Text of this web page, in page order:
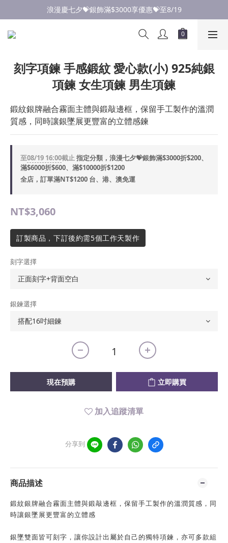
點此加入LINE✅好友領取首購優惠券
浪漫慶七夕💝銀飾滿$3000享優惠💝至8/19
點此加入LINE✅好友領取首購優惠券
刻字項鍊 手感鍛紋 愛心款(小) 925純銀
項鍊 女生項鍊 男生項鍊
鍛紋銀牌融合霧面主體與鍛敲邊框，保留手工製作的溫潤
質感，同時讓銀墜展更豐富的立體感鍊
至08/19 16:00截止指定分類，浪漫七夕💝銀飾滿$3000折$200、
滿$6000折$600、滿$10000折$1200
全店，訂單滿NT$1200 台、港、澳免運
NT$3,060
訂製商品，下訂後約需5個工作天製作
刻字選擇
銀鍊選擇
現在預購 立即購買
加入追蹤清單
分享到
商品描述
鍛紋銀牌融合霧面主體與鍛敲邊框，保留手工製作的溫潤質感，同
時讓銀墜展更豐富的立體感
銀墜雙面皆可刻字，讓你設計出屬於自己的獨特項鍊，亦可多款組